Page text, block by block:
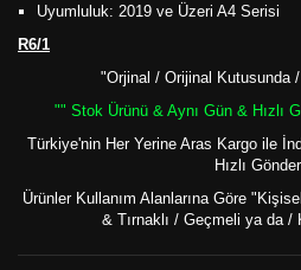
Uyumluluk: 2019 ve Üzeri A4 Serisi
R6/1
"Orjinal / Orijinal Kutusunda
"" Stok Ürünü & Aynı Gün & Hızlı
Türkiye'nin Her Yerine Aras Kargo ile
Hızlı
Ürünler Kullanım Alanlarına Göre
& Tırnaklı / Geçmeli ya da